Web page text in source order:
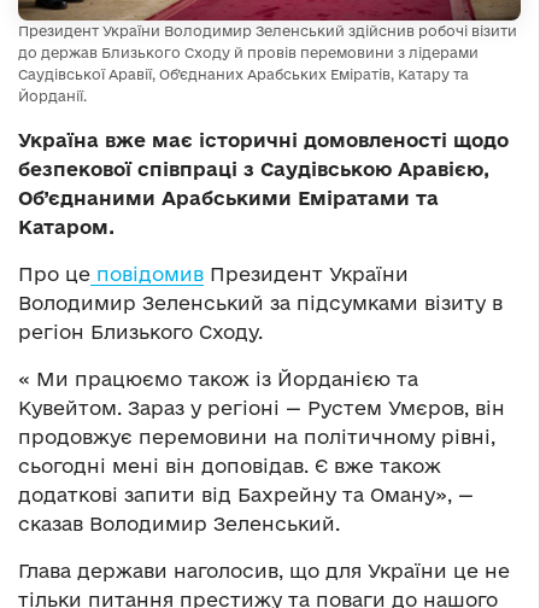
Президент України Володимир Зеленський здійснив робочі візити
до держав Близького Сходу й провів перемовини з лідерами
Саудівської Аравії, Об’єднаних Арабських Еміратів, Катару та
Йорданії.
Україна вже має історичні домовленості щодо
безпекової співпраці з Саудівською Аравією,
Об’єднаними Арабськими Еміратами та
Катаром.
Про це повідомив Президент України
Володимир Зеленський за підсумками візиту в
регіон Близького Сходу.
« Ми працюємо також із Йорданією та
Кувейтом. Зараз у регіоні — Рустем Умєров, він
продовжує перемовини на політичному рівні,
сьогодні мені він доповідав. Є вже також
додаткові запити від Бахрейну та Оману», —
сказав Володимир Зеленський.
Глава держави наголосив, що для України це не
тільки питання престижу та поваги до нашого